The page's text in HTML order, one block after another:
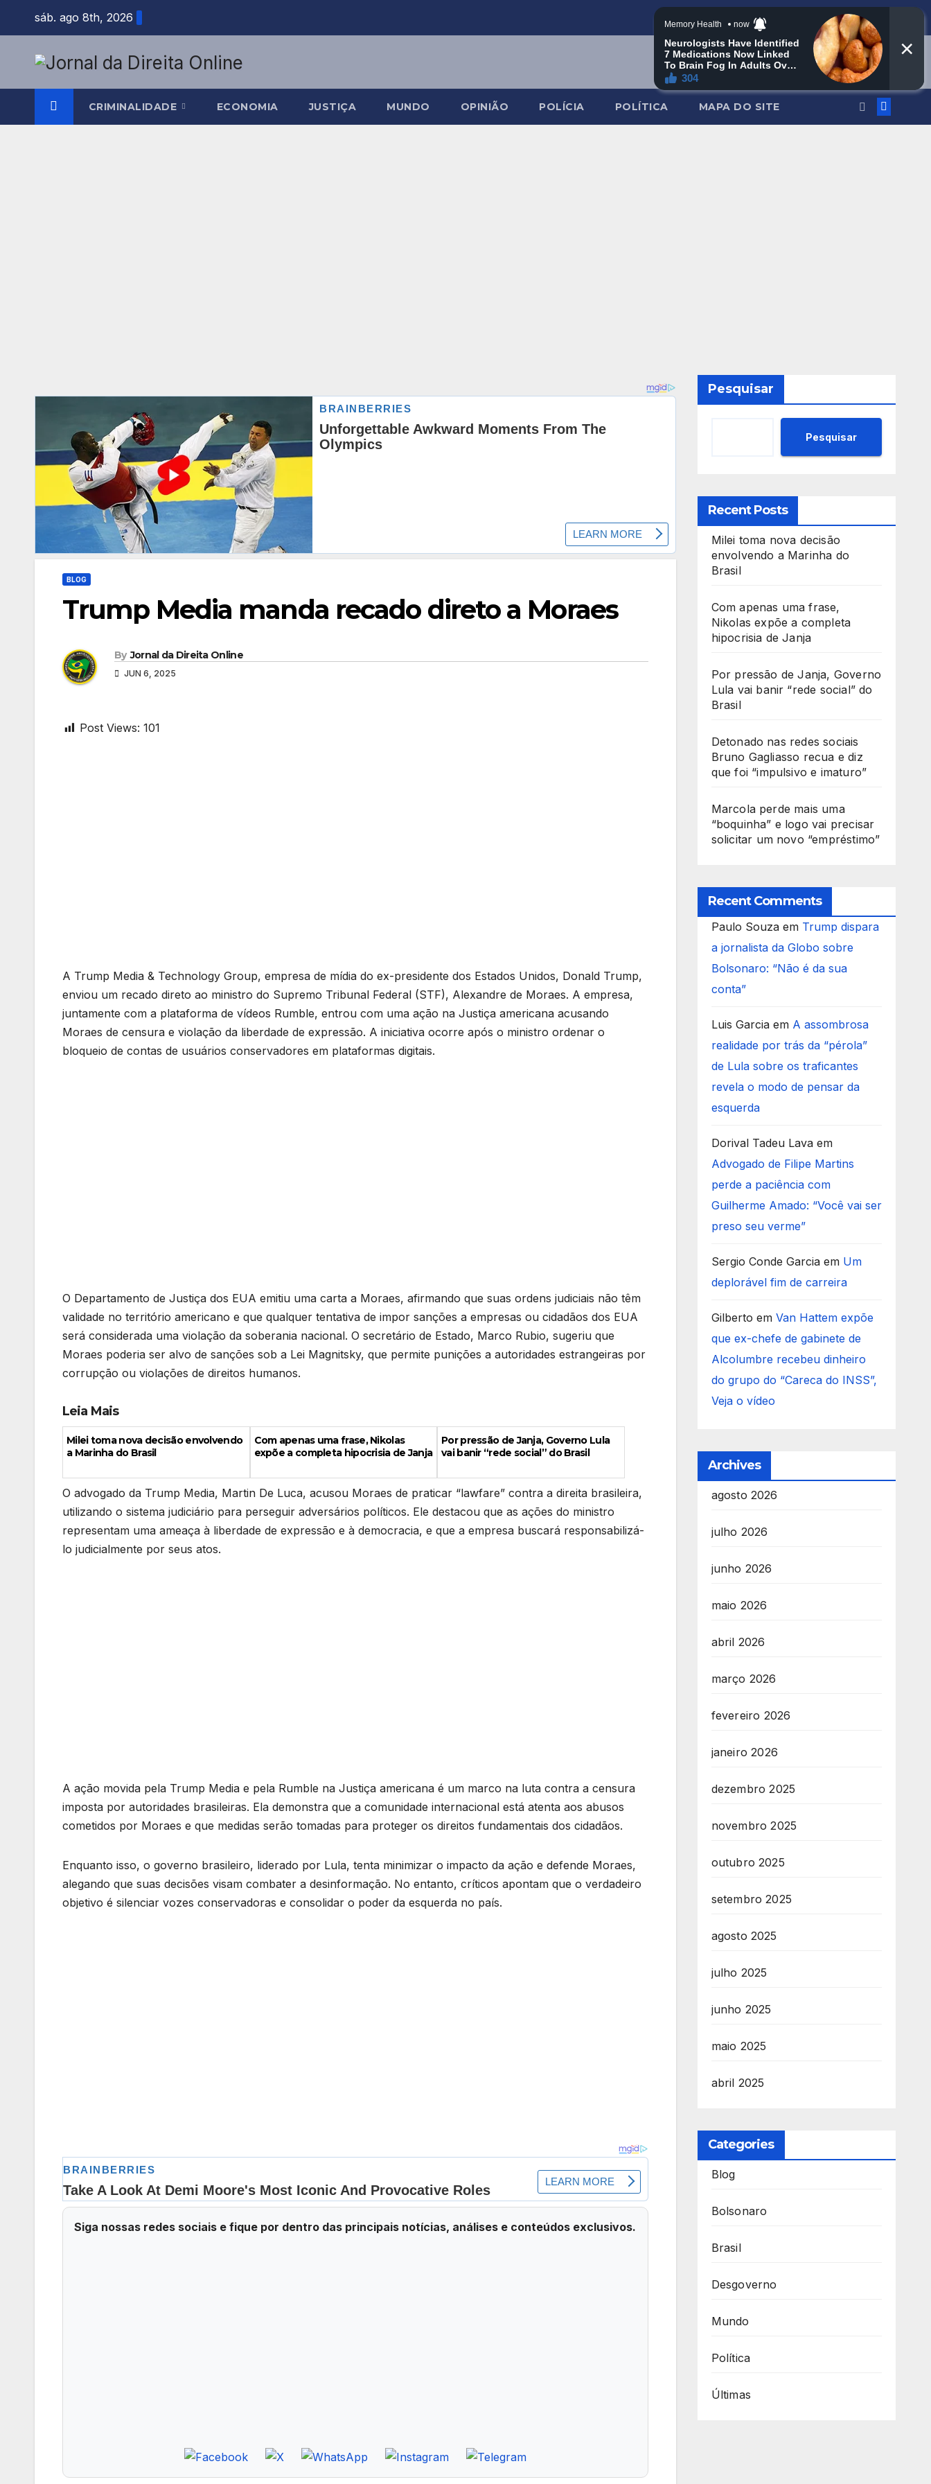
content
sáb. ago 8th, 2026
CRIMINALIDADE ECONOMIA JUSTIÇA MUNDO OPINIÃO POLÍCIA POLÍTICA MAPA DO SITE
BLOG
Trump Media manda recado direto a Moraes
By Jornal da Direita Online
JUN 6, 2025
Post Views: 101
A Trump Media & Technology Group, empresa de mídia do ex-presidente dos Estados Unidos, Donald Trump,
enviou um recado direto ao ministro do Supremo Tribunal Federal (STF), Alexandre de Moraes. A empresa,
juntamente com a plataforma de vídeos Rumble, entrou com uma ação na Justiça americana acusando
Moraes de censura e violação da liberdade de expressão. A iniciativa ocorre após o ministro ordenar o
bloqueio de contas de usuários conservadores em plataformas digitais.
O Departamento de Justiça dos EUA emitiu uma carta a Moraes, afirmando que suas ordens judiciais não têm
validade no território americano e que qualquer tentativa de impor sanções a empresas ou cidadãos dos EUA
será considerada uma violação da soberania nacional. O secretário de Estado, Marco Rubio, sugeriu que
Moraes poderia ser alvo de sanções sob a Lei Magnitsky, que permite punições a autoridades estrangeiras por
corrupção ou violações de direitos humanos.
Leia Mais
Milei toma nova decisão envolvendo
a Marinha do Brasil
Com apenas uma frase, Nikolas
expõe a completa hipocrisia de Janja
Por pressão de Janja, Governo Lula
vai banir “rede social” do Brasil
O advogado da Trump Media, Martin De Luca, acusou Moraes de praticar “lawfare” contra a direita brasileira,
utilizando o sistema judiciário para perseguir adversários políticos. Ele destacou que as ações do ministro
representam uma ameaça à liberdade de expressão e à democracia, e que a empresa buscará responsabilizá-
lo judicialmente por seus atos.
A ação movida pela Trump Media e pela Rumble na Justiça americana é um marco na luta contra a censura
imposta por autoridades brasileiras. Ela demonstra que a comunidade internacional está atenta aos abusos
cometidos por Moraes e que medidas serão tomadas para proteger os direitos fundamentais dos cidadãos.
Enquanto isso, o governo brasileiro, liderado por Lula, tenta minimizar o impacto da ação e defende Moraes,
alegando que suas decisões visam combater a desinformação. No entanto, críticos apontam que o verdadeiro
objetivo é silenciar vozes conservadoras e consolidar o poder da esquerda no país.
Siga nossas redes sociais e fique por dentro das principais notícias, análises e conteúdos exclusivos.
Pesquisar
Pesquisar
Recent Posts
Milei toma nova decisão
envolvendo a Marinha do
Brasil
Com apenas uma frase,
Nikolas expõe a completa
hipocrisia de Janja
Por pressão de Janja, Governo
Lula vai banir “rede social” do
Brasil
Detonado nas redes sociais
Bruno Gagliasso recua e diz
que foi “impulsivo e imaturo”
Marcola perde mais uma
“boquinha” e logo vai precisar
solicitar um novo “empréstimo”
Recent Comments
Paulo Souzaem Trump dispara
a jornalista da Globo sobre
Bolsonaro: “Não é da sua
conta”
Luis Garciaem A assombrosa
realidade por trás da “pérola”
de Lula sobre os traficantes
revela o modo de pensar da
esquerda
Dorival Tadeu Lavaem
Advogado de Filipe Martins
perde a paciência com
Guilherme Amado: “Você vai ser
preso seu verme”
Sergio Conde Garciaem Um
deplorável fim de carreira
Gilberto em Van Hattem expõe
que ex-chefe de gabinete de
Alcolumbre recebeu dinheiro
do grupo do “Careca do INSS”,
Veja o vídeo
Archives
agosto 2026
julho 2026
junho 2026
maio 2026
abril 2026
março 2026
fevereiro 2026
janeiro 2026
dezembro 2025
novembro 2025
outubro 2025
setembro 2025
agosto 2025
julho 2025
junho 2025
maio 2025
abril 2025
Categories
Blog
Bolsonaro
Brasil
Desgoverno
Mundo
Política
Últimas